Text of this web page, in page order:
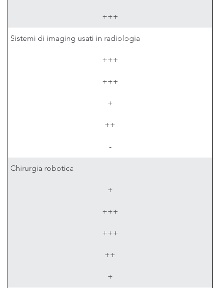
+++
Sistemi di imaging usati in radiologia
+++
+++
+
++
-
Chirurgia robotica
+
+++
+++
++
+